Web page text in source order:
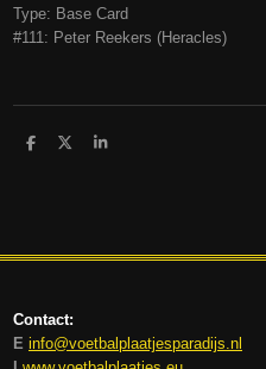
Type: Base Card
#111: Peter Reekers (Heracles)
D
D
S
Contact:
E info@voetbalplaatjesparadijs.nl